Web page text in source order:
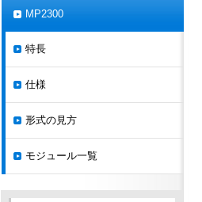
MP2300
特長
仕様
形式の見方
モジュール一覧